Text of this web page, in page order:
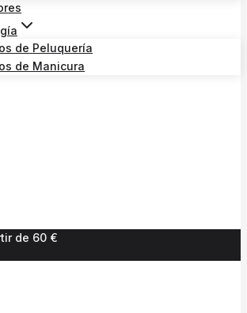
de Peluquería
de Manicura
de 60 €